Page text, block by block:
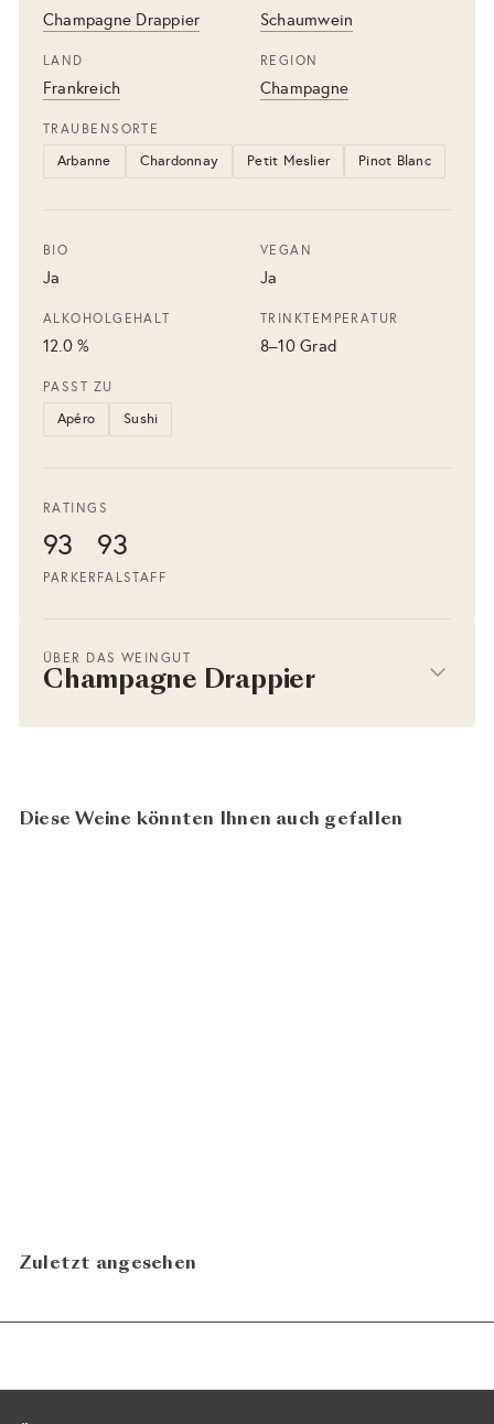
Champagne Drappier Schaumwein
LAND
Frankreich
REGION
Champagne
TRAUBENSORTE
Arbanne Chardonnay Petit Meslier Pinot Blanc
BIO
Ja
VEGAN
Ja
ALKOHOLGEHALT
12.0 %
TRINKTEMPERATUR
8–10 Grad
PASST ZU
Apéro Sushi
RATINGS
93
PARKER
93
FALSTAFF
ÜBER DAS WEINGUT
Champagne Drappier
Diese Weine könnten Ihnen auch gefallen
Zuletzt angesehen